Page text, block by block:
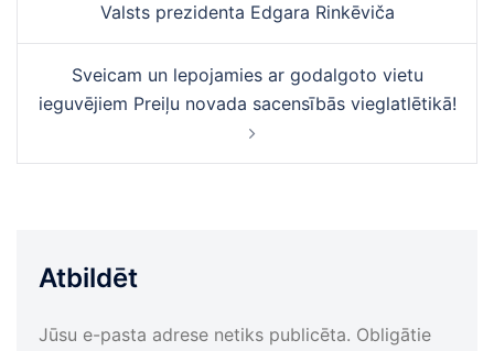
Valsts prezidenta Edgara Rinkēviča
Sveicam un lepojamies ar godalgoto vietu
ieguvējiem Preiļu novada sacensībās vieglatlētikā!
Atbildēt
Jūsu e-pasta adrese netiks publicēta. Obligātie